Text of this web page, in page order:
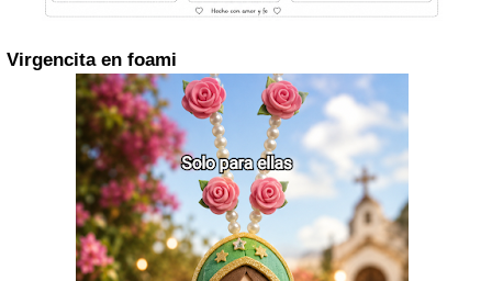
Virgencita en foami